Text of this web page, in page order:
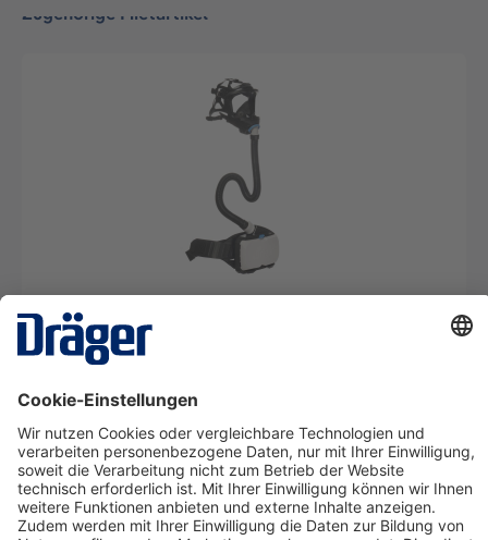
Zugehörige Mietartikel
Gebläsefiltergerät X-plore 8500 Komplettpaket
mit Maske
Ab 12,44 €* pro Tag
Details